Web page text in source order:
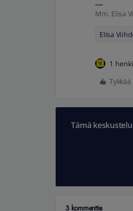
Mm. Elisa
Elisa
1
Tykkää
Tämä
3 kommenttia